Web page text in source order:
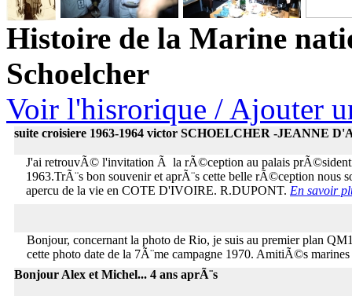
Histoire de la Marine
Schoelcher
Voir l'hisrorique / Ajouter
suite croisiere 1963-1964 victor SCHOELCHER -JEANNE
J'ai retrouvÃ© l'invitation Ã la rÃ©ception au palais
1963.TrÃ¨s bon souvenir et aprÃ¨s cette belle rÃ©ception
apercu de la vie en COTE D'IVOIRE. R.DUPONT. En savoir
Bonjour, concernant la photo de Rio, je suis au premier plan
cette photo date de la 7Ã¨me campagne 1970. AmitiÃ©s
Bonjour Alex et Michel... 4 ans aprÃ¨s